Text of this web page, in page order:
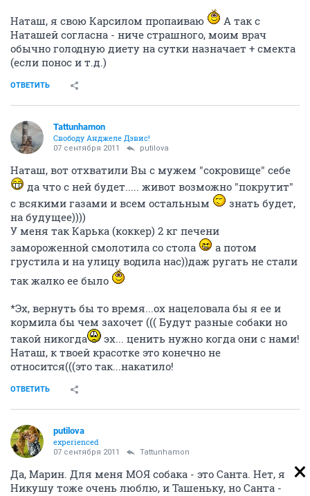
Наташ, я свою Карсилом пропаиваю
А так с
Наташей согласна - ниче страшного, моим врач
обычно голодную диету на сутки назначает + смекта
(если понос и т.д.)
ОТВЕТИТЬ
Tattunhamon
Свободу Анджеле Дэвис!
07 сентября 2011 putilova
Наташ, вот отхватили Вы с мужем "сокровище" себе
да что с ней будет..... живот возможно "покрутит"
с всякими газами и всем остальным
знать будет,
на будущее))))
У меня так Карька (коккер) 2 кг печени
замороженной смолотила со стола
а потом
грустила и на улицу водила нас))даж ругать не стали
так жалко ее было
*Эх, вернуть бы то время...ох нацеловала бы я ее и
кормила бы чем захочет ((( Будут разные собаки но
такой никогда
эх... ценить нужно когда они с нами!
Наташ, к твоей красотке это конечно не
относится(((это так...накатило!
ОТВЕТИТЬ
putilova
experienced
07 сентября 2011 Tattunhamon
Да, Марин. Для меня МОЯ собака - это Санта. Нет, я
Никушу тоже очень люблю, и Ташеньку, но Санта -